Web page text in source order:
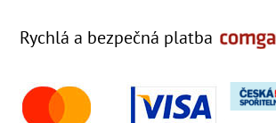
Rychlá a bezpečná platba